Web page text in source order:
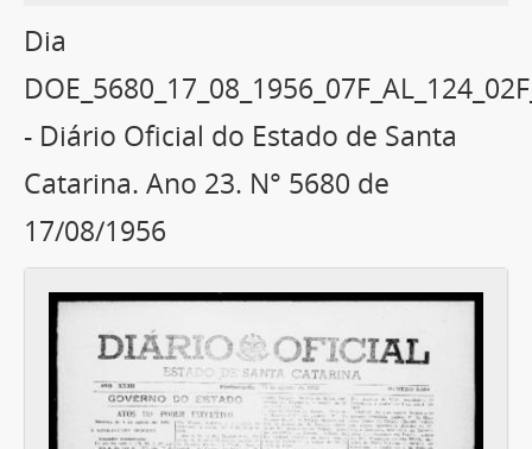
Dia
- Diário Oficial do Estado de Santa
Catarina. Ano 23. N° 5680 de
17/08/1956